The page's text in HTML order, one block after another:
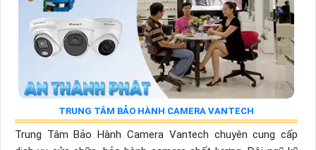
TRUNG TÂM BẢO HÀNH CAMERA VANTECH
Trung Tâm Bảo Hành Camera Vantech chuyên cung cấp